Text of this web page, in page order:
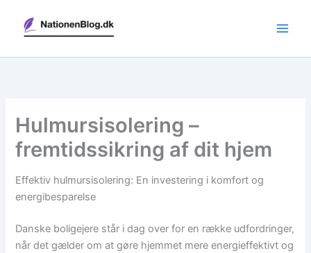
indholdet
Hulmursisolering –
fremtidssikring af dit hjem
Effektiv hulmursisolering: En investering i komfort og
energibesparelse
Danske boligejere står i dag over for en række udfordringer,
når det gælder om at gøre hjemmet mere energieffektivt og